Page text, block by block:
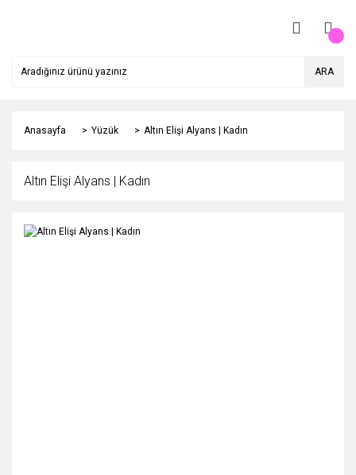
ARA
Anasayfa Yüzük Altın Elişi Alyans | Kadın
Altın Elişi Alyans | Kadın